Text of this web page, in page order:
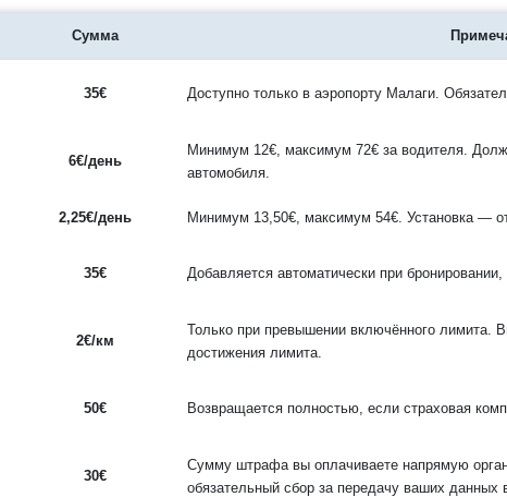
Сумма
35€ Доступно только в аэропорту Малаги.
6€/день
Минимум 12€, максимум 72€ за водителя.
автомобиля.
2,25€/день Минимум 13,50€, максимум 54€. Установка —
35€ Добавляется автоматически при
2€/км
Только при превышении включённого лимита.
достижения лимита.
50€ Возвращается полностью, если страховая
30€
Сумму штрафа вы оплачиваете напрямую
обязательный сбор за передачу ваших данных